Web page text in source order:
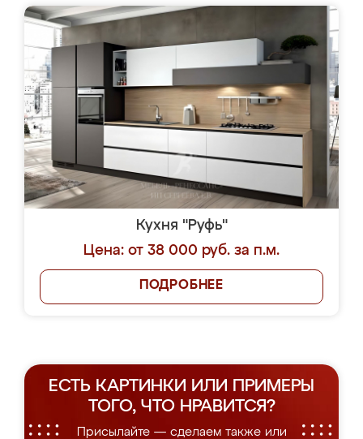
Кухня "Руфь"
Цена: от 38 000 руб. за п.м.
ПОДРОБНЕЕ
ЕСТЬ КАРТИНКИ ИЛИ ПРИМЕРЫ
ТОГО, ЧТО НРАВИТСЯ?
Присылайте — сделаем также или